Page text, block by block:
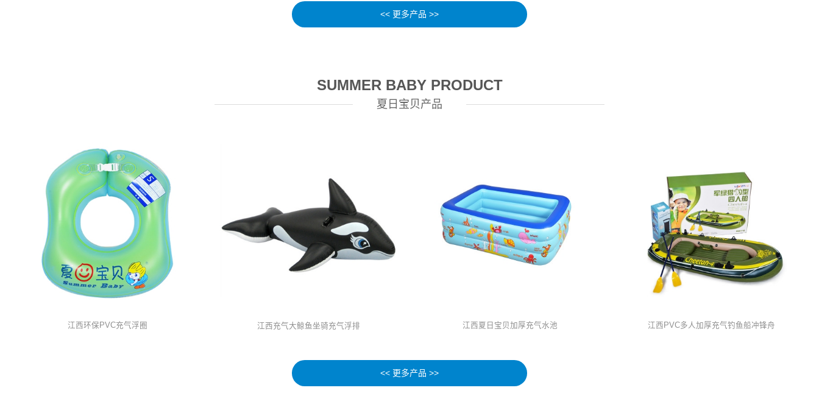
<< 更多产品 >>
SUMMER BABY PRODUCT
夏日宝贝产品
江西环保PVC充气浮圈 江西充气大鲸鱼坐骑充气浮排 江西夏日宝贝加厚充气水池 江西PVC多人加厚充气钓鱼船冲锋舟
<< 更多产品 >>